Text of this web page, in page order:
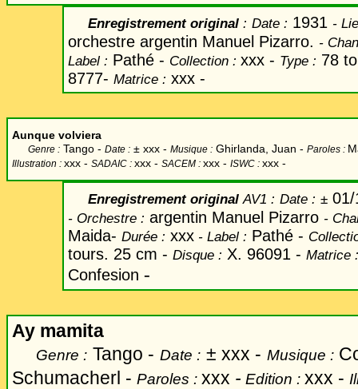
Enregistrement original : Date : 1931 -
orchestre argentin Manuel Pizarro. -
Label : Pathé - Collection : xxx - Type : 78
8777- Matrice : xxx -
Aunque volviera
Genre : Tango - Date : ± xxx - Musique : Ghirlanda, Juan - Paroles :
Illustration : xxx - SADAIC : xxx - SACEM : xxx - ISWC : xxx -
Enregistrement originalAV1 : Date : ±
- Orchestre : argentin Manuel Pizarro -
Maida- Durée : xxx - Label : Pathé -
tours. 25 cm - Disque : X. 96091 - Matrice :
Confesion -
Ay mamita
Genre : Tango - Date : ± xxx - Musique :
Schumacherl - Paroles : xxx - Edition : xxx -